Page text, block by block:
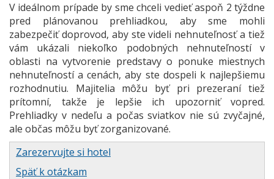
V ideálnom prípade by sme chceli vedieť aspoň 2 týždne
pred plánovanou prehliadkou, aby sme mohli
zabezpečiť doprovod, aby ste videli nehnuteľnosť a tiež
vám ukázali niekoľko podobných nehnuteľností v
oblasti na vytvorenie predstavy o ponuke miestnych
nehnuteľností a cenách, aby ste dospeli k najlepšiemu
rozhodnutiu. Majitelia môžu byť pri prezeraní tiež
prítomní, takže je lepšie ich upozorniť vopred.
Prehliadky v nedeľu a počas sviatkov nie sú zvyčajné,
ale občas môžu byť zorganizované.
Zarezervujte si hotel
Späť k otázkam